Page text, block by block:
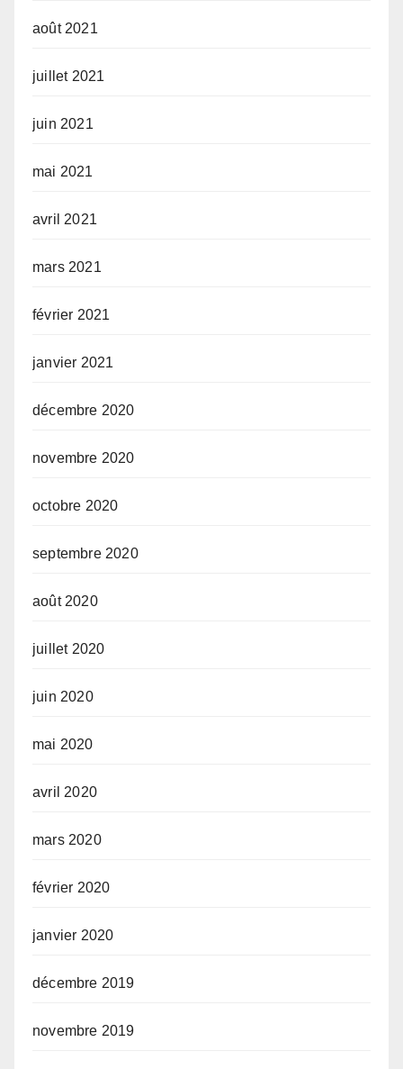
août 2021
juillet 2021
juin 2021
mai 2021
avril 2021
mars 2021
février 2021
janvier 2021
décembre 2020
novembre 2020
octobre 2020
septembre 2020
août 2020
juillet 2020
juin 2020
mai 2020
avril 2020
mars 2020
février 2020
janvier 2020
décembre 2019
novembre 2019